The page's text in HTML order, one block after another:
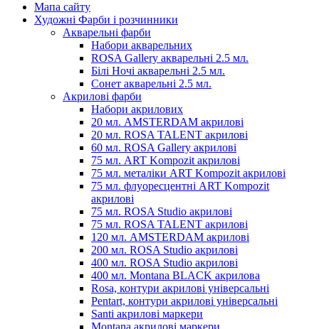
Мапа сайту
Художні Фарби і розчинники
Акварельні фарби
Набори акварельних
ROSA Gallery акварельні 2.5 мл.
Білі Ночі акварельні 2.5 мл.
Сонет акварельні 2.5 мл.
Акрилові фарби
Набори акрилових
20 мл. AMSTERDAM акрилові
20 мл. ROSA TALENT акрилові
60 мл. ROSA Gallery акрилові
75 мл. ART Kompozit акрилові
75 мл. металіки ART Kompozit акрилові
75 мл. флуоресцентні ART Kompozit
акрилові
75 мл. ROSA Studio акрилові
75 мл. ROSA TALENT акрилові
120 мл. AMSTERDAM акрилові
200 мл. ROSA Studio акрилові
400 мл. ROSA Studio акрилові
400 мл. Montana BLACK акрилова
Rosa, контури акрилові універсальні
Pentart, контури акрилові універсальні
Santi акрилові маркери
Montana акрилові маркери